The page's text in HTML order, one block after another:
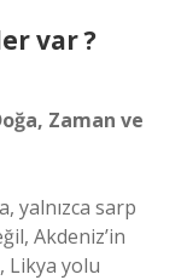
var ?
Zaman ve
yalnızca sarp
Akdeniz’in
Likya yolu